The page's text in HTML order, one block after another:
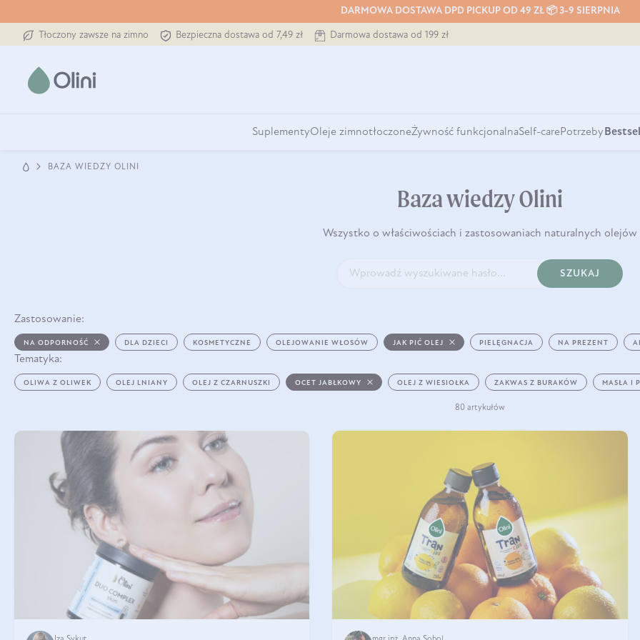
DARMOWA DOSTAWA DPD PICKUP OD 49 ZŁ 📦 3-9 SIERPNIA
Tłoczony zawsze na zimno Bezpieczna dostawa od 7,49 zł Darmowa dostawa od 199 zł
SuplementyOleje zimnotłoczoneŻywność funkcjonalnaSelf-carePotrzeby
BAZA WIEDZY OLINI
Baza wiedzy Olini
Wszystko o właściwościach i zastosowaniach naturalnych olejów
SZUKAJ
Zastosowanie:
NA ODPORNOŚĆ DLA DZIECI KOSMETYCZNE OLEJOWANIE WŁOSÓW JAK PIĆ OLEJ PIELĘGNACJA NA PREZENT
Tematyka:
OLIWA Z OLIWEK OLEJ LNIANY OLEJ Z CZARNUSZKI OCET JABŁKOWY OLEJ Z WIESIOŁKA ZAKWAS Z BURAKÓW MASŁA I
80 artykułów